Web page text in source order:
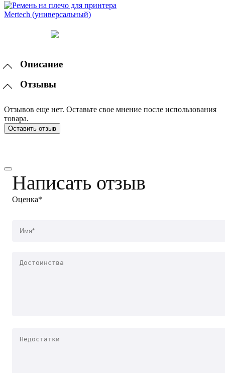
Описание
Отзывы
Отзывов еще нет. Оставьте свое мнение после использования
товара.
Оставить отзыв
Написать отзыв
Оценка*